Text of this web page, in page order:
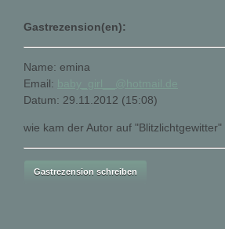
Gastrezension(en):
Name: emina
Email:
Datum: 29.11.2012 (15:08)
wie kam der Autor auf "Blitzlichtgewitter"